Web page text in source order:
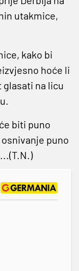
utakmice,
kako bi
hoće li
glasati na licu
biti puno
puno